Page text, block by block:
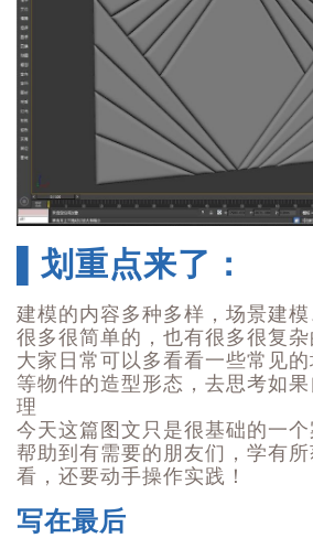
▌划重点来了：
建模的内容多种多样，场景建
很多很简单的，也有很多很复杂
大家日常可以多看看一些常见
等物件的造型形态，去思考如
理
今天这篇图文只是很基础的一
帮助到有需要的朋友们，学有
看，还要动手操作实践！
写在最后